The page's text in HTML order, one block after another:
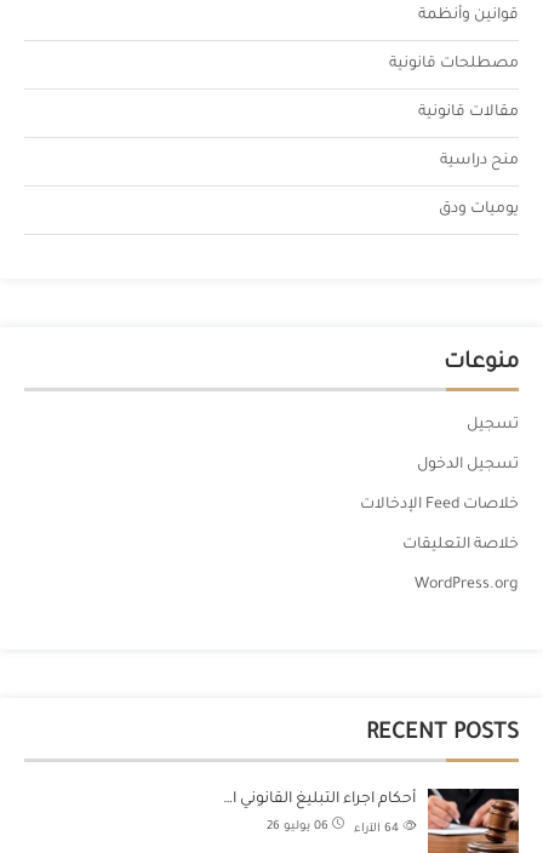
قوانين وأنظمة
مصطلحات قانونية
مقالات قانونية
منح دراسية
يوميات ودق
منوعات
تسجيل
تسجيل الدخول
خلاصات Feed الإدخالات
خلاصة التعليقات
WordPress.org
RECENT POSTS
أحكام اجراء التبليغ القانوني ا…
06 يوليو 26 الآراء